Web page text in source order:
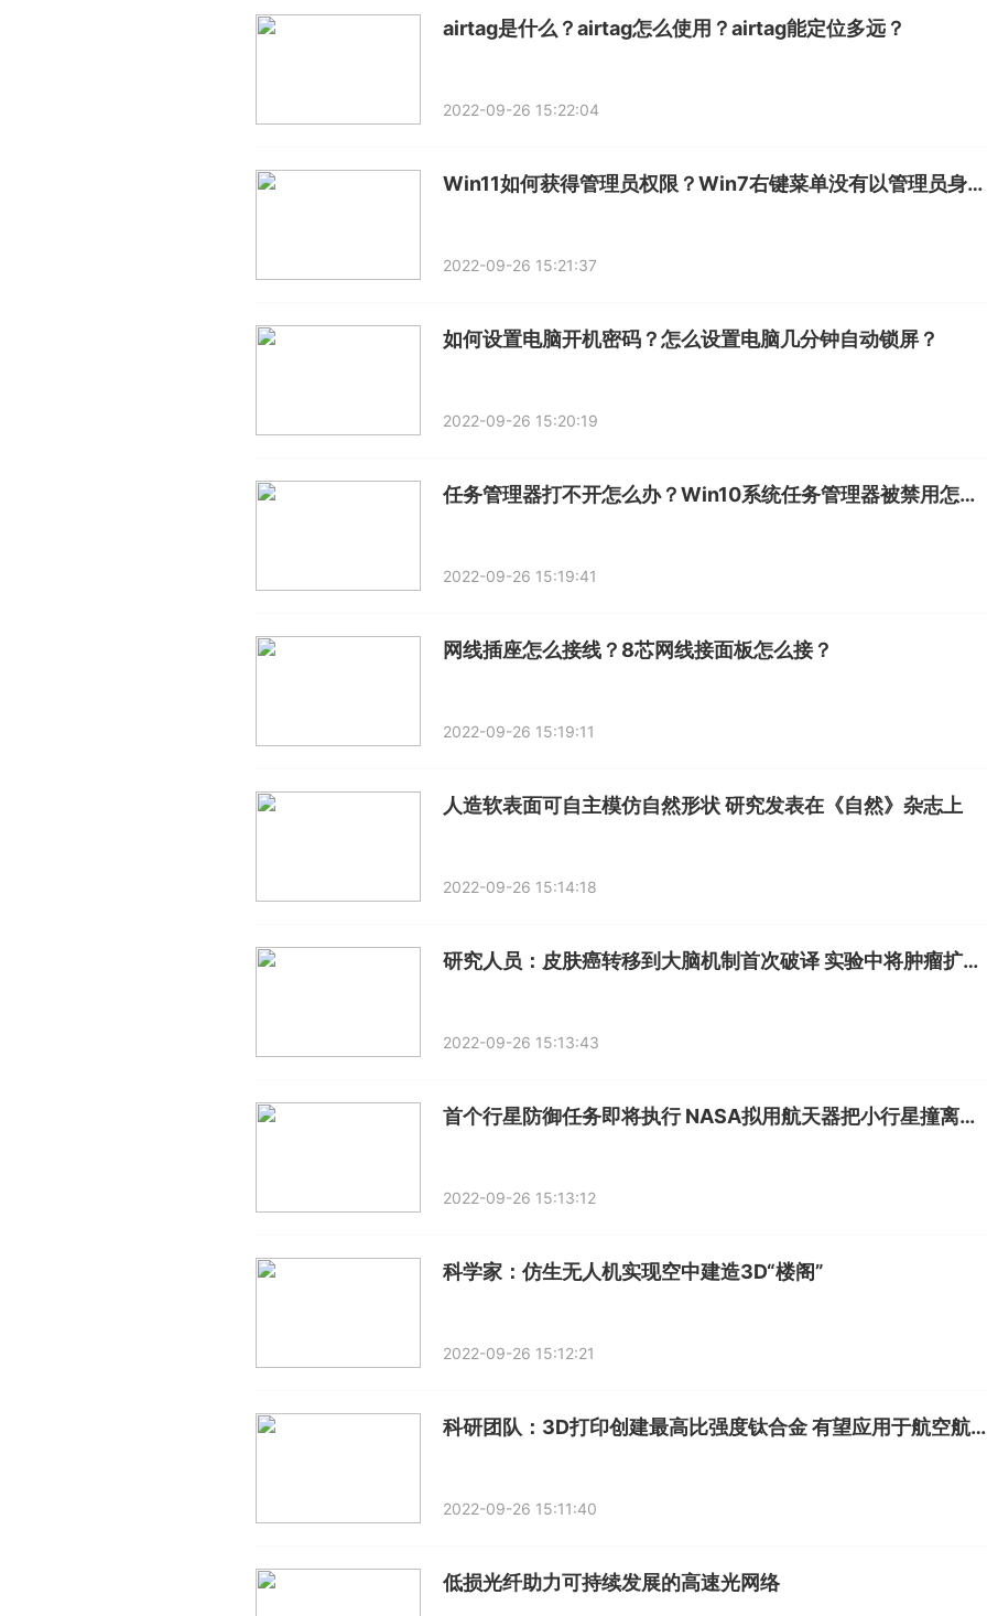
airtag是什么？airtag怎么使用？airtag能定位多远？
2022-09-26 15:22:04
Win11如何获得管理员权限？Win7右键菜单没有以管理员身份运行选项怎么办？
2022-09-26 15:21:37
如何设置电脑开机密码？怎么设置电脑几分钟自动锁屏？
2022-09-26 15:20:19
任务管理器打不开怎么办？Win10系统任务管理器被禁用怎么解除？
2022-09-26 15:19:41
网线插座怎么接线？8芯网线接面板怎么接？
2022-09-26 15:19:11
人造软表面可自主模仿自然形状 研究发表在《自然》杂志上
2022-09-26 15:14:18
研究人员：皮肤癌转移到大脑机制首次破译 实验中将肿瘤扩散抑制80%
2022-09-26 15:13:43
首个行星防御任务即将执行 NASA拟用航天器把小行星撞离轨道
2022-09-26 15:13:12
科学家：仿生无人机实现空中建造3D“楼阁”
2022-09-26 15:12:21
科研团队：3D打印创建最高比强度钛合金 有望应用于航空航天及医学等多领域
2022-09-26 15:11:40
低损光纤助力可持续发展的高速光网络